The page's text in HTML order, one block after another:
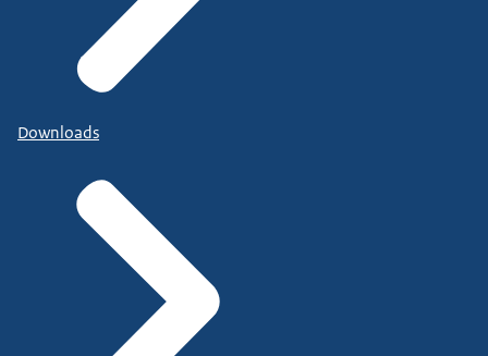
Downloads